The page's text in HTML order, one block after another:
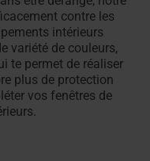
contre les
intérieurs
variété de couleurs,
te permet de réaliser
plus de protection
vos fenêtres de